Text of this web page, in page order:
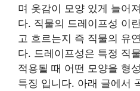
며 옷감이 모양 있게 늘어
다. 직물의 드레이프성 이
고 흐르는지 즉 직물의 유
다. 드레이프성은 특정 직
적용될 때 어떤 모양을 형
특징 입니다. 아래 글에서